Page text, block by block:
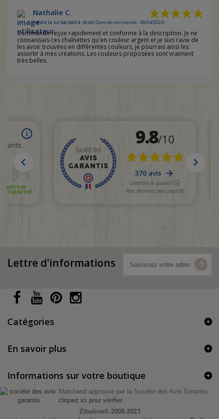
Nathalie C.
Publié le 22/04/2023 à 18:53(Date de commande : 08/04/2023)
Commande reçue rapidement et conforme à la description. Je ne
connaissais ces chaînettes qu'en couleur argent et je suis ravie de
les avoir trouvées en différentes couleurs, je pourrais ainsi les
assortir à mes créations. Les couleurs proposées sont vraiment
très belles.
Lettre d'informations
Catégories
En savoir plus
Informations sur votre boutique
Marchand approuvé par la Société des Avis Garantis,
cliquez ici pour vérifier.
Zibuline® 2008-2023